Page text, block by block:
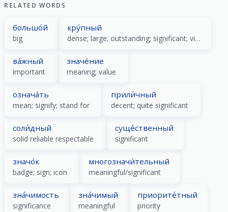
RELATED WORDS
большо́й
big
кру́пный
dense; large; outstanding; significant; vital
ва́жный
important
значе́ние
meaning; value
означа́ть
mean; signify; stand for
прили́чный
decent; quite significant
соли́дный
solid reliable respectable
суще́ственный
significant
значо́к
badge; sign; icon
многозначи́тельный
meaningful/significant
зна́чимость
significance
зна́чимый
meaningful
приорите́тный
priority